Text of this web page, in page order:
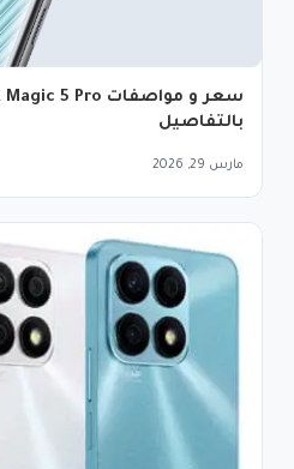
بالتفاصيل
مارس 29, 2026